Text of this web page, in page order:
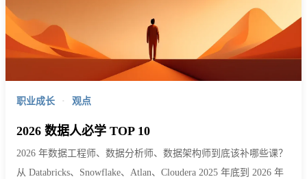
职业成长 · 观点
2026 数据人必学 TOP 10
2026 年数据工程师、数据分析师、数据架构师到底该补哪些课？
从 Databricks、Snowflake、Atlan、Cloudera 2025 年底到 2026 年